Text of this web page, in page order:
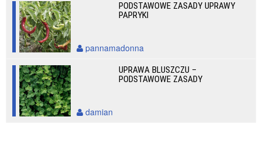
PODSTAWOWE ZASADY UPRAWY
PAPRYKI
pannamadonna
UPRAWA BLUSZCZU –
PODSTAWOWE ZASADY
damian